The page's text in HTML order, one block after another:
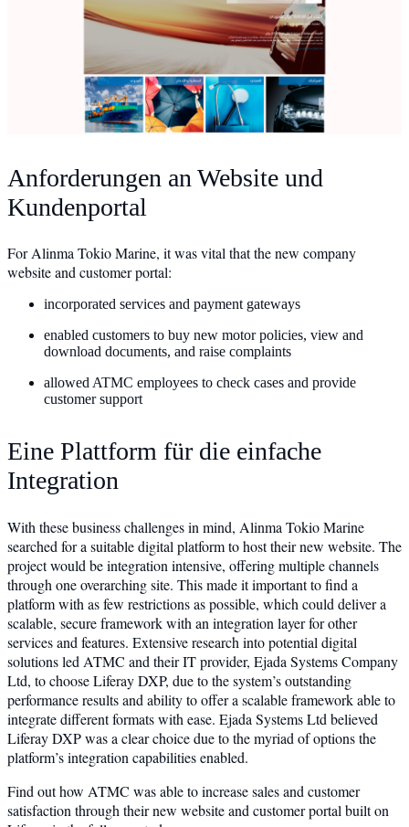
Anforderungen an Website und
Kundenportal
For Alinma Tokio Marine, it was vital that the new company
website and customer portal:
incorporated services and payment gateways
enabled customers to buy new motor policies, view and
download documents, and raise complaints
allowed ATMC employees to check cases and provide
customer support
Eine Plattform für die einfache
Integration
With these business challenges in mind, Alinma Tokio Marine
searched for a suitable digital platform to host their new website. The
project would be integration intensive, offering multiple channels
through one overarching site. This made it important to find a
platform with as few restrictions as possible, which could deliver a
scalable, secure framework with an integration layer for other
services and features. Extensive research into potential digital
solutions led ATMC and their IT provider, Ejada Systems Company
Ltd, to choose Liferay DXP, due to the system’s outstanding
performance results and ability to offer a scalable framework able to
integrate different formats with ease. Ejada Systems Ltd believed
Liferay DXP was a clear choice due to the myriad of options the
platform’s integration capabilities enabled.
Find out how ATMC was able to increase sales and customer
satisfaction through their new website and customer portal built on